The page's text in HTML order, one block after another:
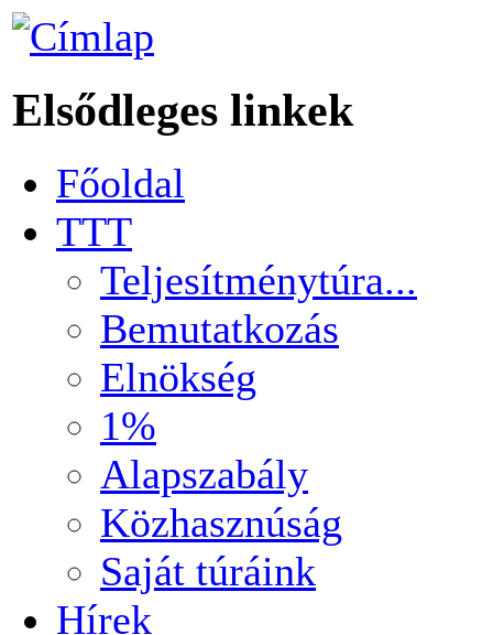
Elsődleges linkek
Főoldal
TTT
Teljesítménytúra...
Bemutatkozás
Elnökség
1%
Alapszabály
Közhasznúság
Saját túráink
Hírek